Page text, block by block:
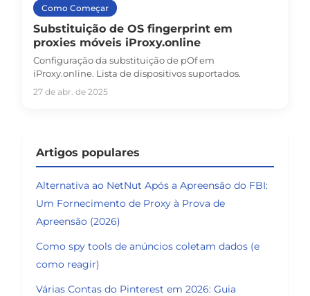
Artigos populares
Alternativa ao NetNut Após a Apreensão do FBI:
Um Fornecimento de Proxy à Prova de
Apreensão (2026)
Como spy tools de anúncios coletam dados (e
como reagir)
Várias Contas do Pinterest em 2026: Guia
Como Começar
Substituição de OS fingerprint em
proxies móveis iProxy.online
Configuração da substituição de pOf em
iProxy.online. Lista de dispositivos suportados.
27 de abr. de 2025